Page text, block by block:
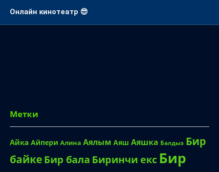
Онлайн кинотеатр 😎
Метки
Айка Айпери Алина Аялым Аяш Аяшка Балдыз Бир
байкеБир бала Биринчи екс Бир